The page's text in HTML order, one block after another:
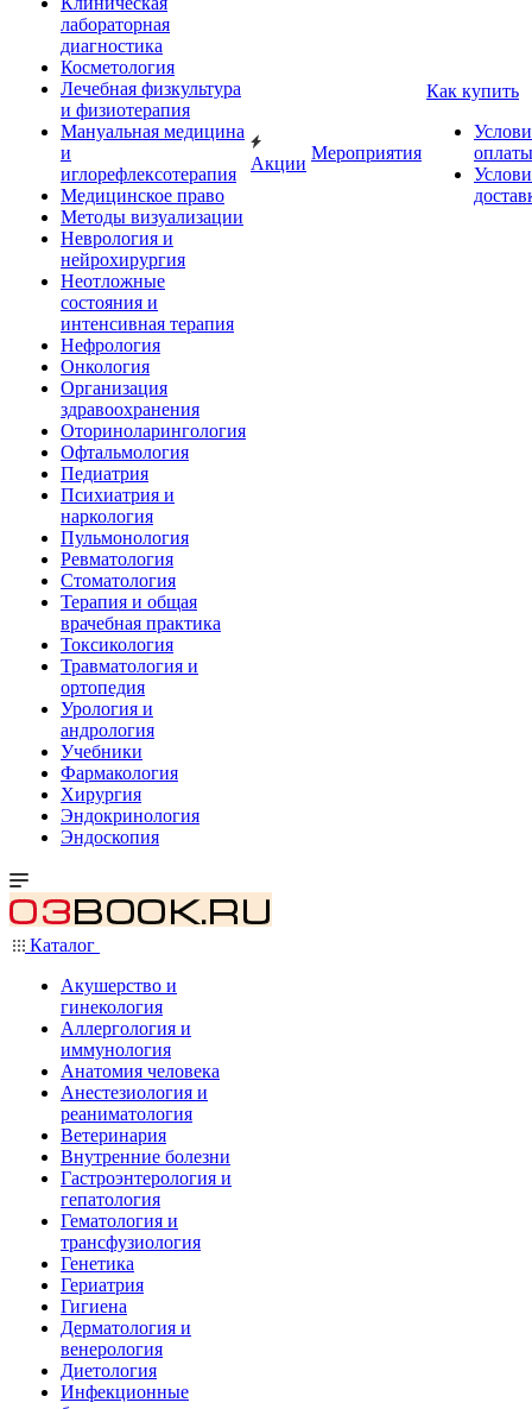
лабораторная
диагностика
Косметология
Лечебная физкультура
и физиотерапия
Мануальная медицина
и
иглорефлексотерапия
Медицинское право
Методы визуализации
Неврология и
нейрохирургия
Неотложные
состояния и
интенсивная терапия
Нефрология
Онкология
Организация
здравоохранения
Оториноларингология
Офтальмология
Педиатрия
Психиатрия и
наркология
Пульмонология
Ревматология
Стоматология
Терапия и общая
врачебная практика
Токсикология
Травматология и
ортопедия
Урология и
андрология
Учебники
Фармакология
Хирургия
Эндокринология
Эндоскопия
Акции
Мероприятия
Как купить
оплаты
Каталог
Акушерство и
гинекология
Аллергология и
иммунология
Анатомия человека
Анестезиология и
реаниматология
Ветеринария
Внутренние болезни
Гастроэнтерология и
гепатология
Гематология и
трансфузиология
Генетика
Гериатрия
Гигиена
Дерматология и
венерология
Диетология
Инфекционные